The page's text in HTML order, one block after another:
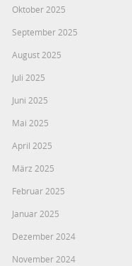
Oktober 2025
September 2025
August 2025
Juli 2025
Juni 2025
Mai 2025
April 2025
März 2025
Februar 2025
Januar 2025
Dezember 2024
November 2024